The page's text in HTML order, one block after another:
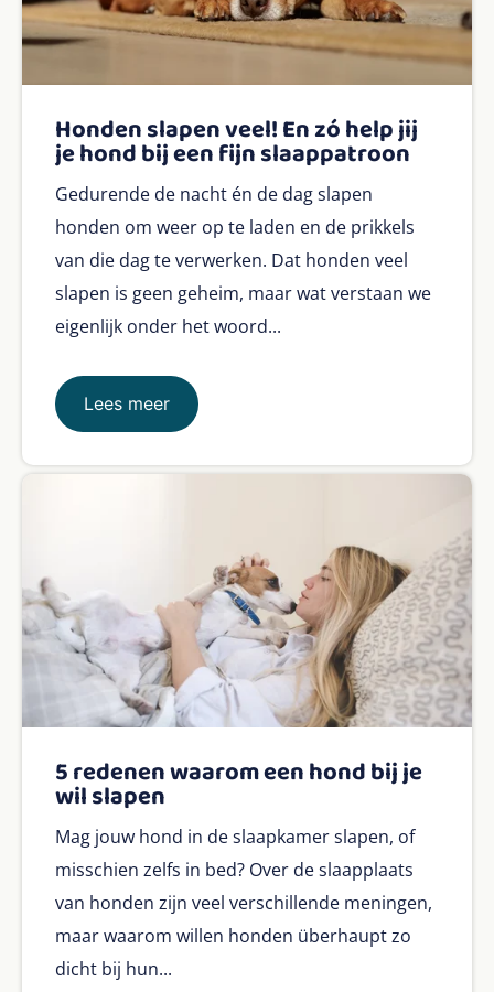
Honden slapen veel! En zó help jij
je hond bij een fijn slaappatroon
Gedurende de nacht én de dag slapen
honden om weer op te laden en de prikkels
van die dag te verwerken. Dat honden veel
slapen is geen geheim, maar wat verstaan we
eigenlijk onder het woord...
Lees meer
5 redenen waarom een hond bij je
wil slapen
Mag jouw hond in de slaapkamer slapen, of
misschien zelfs in bed? Over de slaapplaats
van honden zijn veel verschillende meningen,
maar waarom willen honden überhaupt zo
dicht bij hun...